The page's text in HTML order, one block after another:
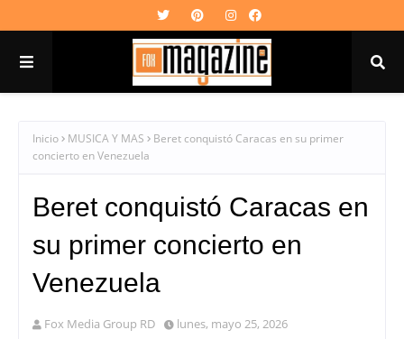
Inicio MUSICA Y MAS
Beret conquistó Caracas en su primer
concierto en Venezuela
Beret conquistó Caracas en
su primer concierto en
Venezuela
Fox Media Group RD lunes, mayo 25, 2026